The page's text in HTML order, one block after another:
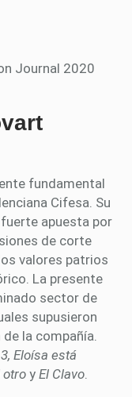
fundamental
Cifesa. Su
apuesta por
de corte
valores patrios
La presente
sector de
supusieron
la compañía.
Eloísa está
otro y El Clavo.